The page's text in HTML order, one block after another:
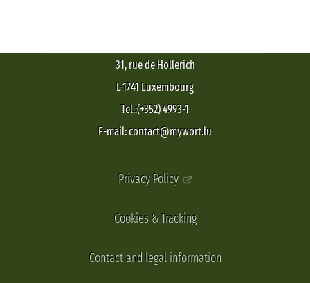
31, rue de Hollerich
L-1741 Luxembourg
Tel.:(+352) 4993-1
E-mail: contact@mywort.lu
Privacy Policy
Cookies & Tracking
Contact and legal information